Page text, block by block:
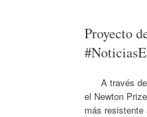
Proyecto
A través del
el Newton
más